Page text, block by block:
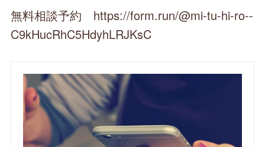
無料相談予約 https://form.run/@mi-tu-hi-ro--
C9kHucRhC5HdyhLRJKsC